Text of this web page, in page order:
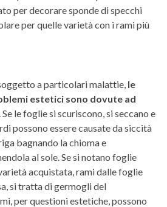
per decorare sponde di specchi
per quelle varietà con i rami più
a particolari malattie, le
estetici sono dovute ad
. Se le foglie si scuriscono, si seccano e
possono essere causate da siccità
bagnando la chioma e
al sole. Se si notano foglie
acquistata, rami dalle foglie
si tratta di germogli del
per questioni estetiche, possono